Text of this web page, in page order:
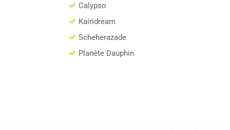
Calypso
Kairidream
Scheherazade
Planète Dauphin